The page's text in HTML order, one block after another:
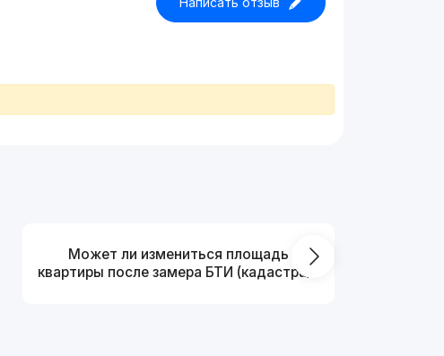
Может ли измениться площадь
квартиры после замера БТИ (кадастра)?